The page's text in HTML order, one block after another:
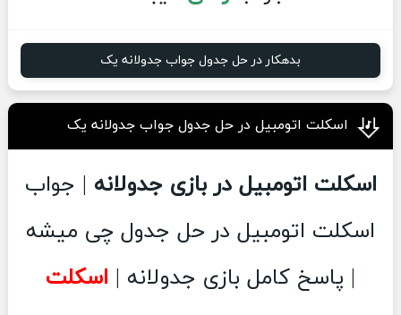
بدهکار در حل جدول جواب جدولانه یک
اسکلت اتومبیل در حل جدول جواب جدولانه یک
اسکلت اتومبیل در بازی جدولانه | جواب
اسکلت اتومبیل در حل جدول چی میشه
| پاسخ کامل بازی جدولانه | اسکلت